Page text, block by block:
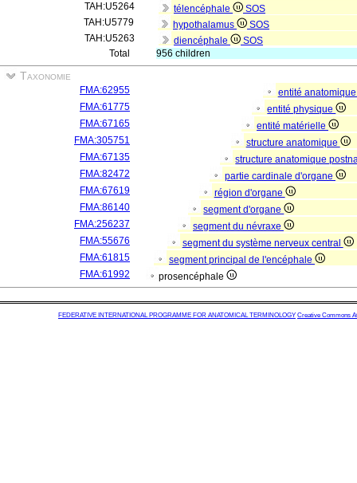
TAH:U5264
télencéphale
SOS
TAH:U5779
hypothalamus
SOS
TAH:U5263
diencéphale
SOS
Total
956 children
Taxonomie
FMA:62955
entité
FMA:61775
entité physique
FMA:67165
entité matérielle
FMA:305751
structure anatomique
FMA:67135
structure anatomique
FMA:82472
partie cardinale d'organe
FMA:67619
région d'organe
FMA:86140
segment d'organe
FMA:256237
segment du névraxe
FMA:55676
segment du système nerveux central
FMA:61815
segment principal de l'encéphale
FMA:61992
prosencéphale
FEDERATIVE INTERNATIONAL PROGRAMME FOR ANATOMICAL TERMINOLOGY Creative Commons